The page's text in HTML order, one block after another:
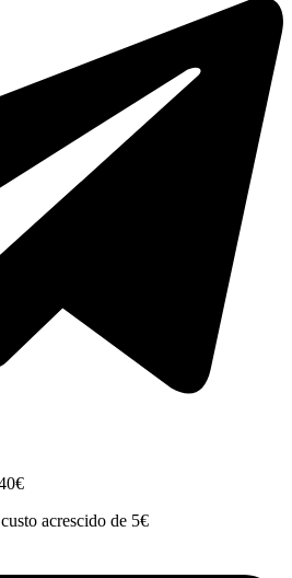
acrescido de 5€